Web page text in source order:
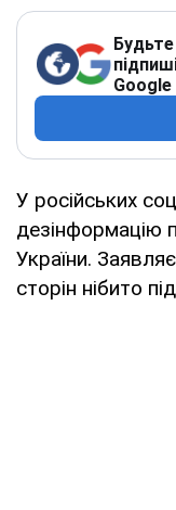
Google
У російських
дезінформацію
України.
сторін нібито